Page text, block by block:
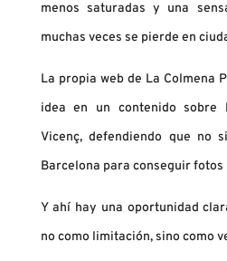
menos saturadas y una
muchas veces se pierde en
La propia web de La Colmena
idea en un contenido sobre
Vicenç, defendiendo que no
Barcelona para conseguir fotos
Y ahí hay una oportunidad
no como limitación, sino como